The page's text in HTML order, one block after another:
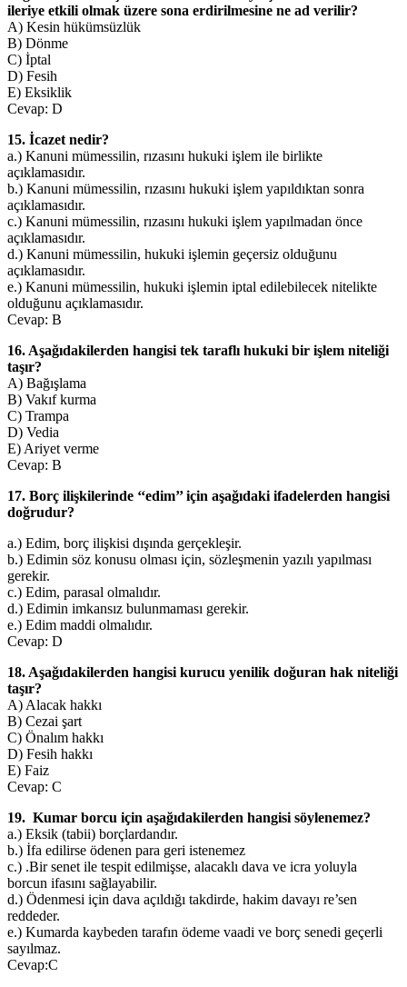
ileriye etkili olmak üzere sona erdirilmesine ne ad verilir?
A) Kesin hükümsüzlük
B) Dönme
C) İptal
D) Fesih
E) Eksiklik
Cevap: D
15. İcazet nedir?
a.) Kanuni mümessilin, rızasını hukuki işlem ile birlikte
açıklamasıdır.
b.) Kanuni mümessilin, rızasını hukuki işlem yapıldıktan sonra
açıklamasıdır.
c.) Kanuni mümessilin, rızasını hukuki işlem yapılmadan önce
açıklamasıdır.
d.) Kanuni mümessilin, hukuki işlemin geçersiz olduğunu
açıklamasıdır.
e.) Kanuni mümessilin, hukuki işlemin iptal edilebilecek nitelikte
olduğunu açıklamasıdır.
Cevap: B
16. Aşağıdakilerden hangisi tek taraflı hukuki bir işlem niteliği
taşır?
A) Bağışlama
B) Vakıf kurma
C) Trampa
D) Vedia
E) Ariyet verme
Cevap: B
17. Borç ilişkilerinde ‘‘edim’’ için aşağıdaki ifadelerden hangisi
doğrudur?
a.) Edim, borç ilişkisi dışında gerçekleşir.
b.) Edimin söz konusu olması için, sözleşmenin yazılı yapılması
gerekir.
c.) Edim, parasal olmalıdır.
d.) Edimin imkansız bulunmaması gerekir.
e.) Edim maddi olmalıdır.
Cevap: D
18. Aşağıdakilerden hangisi kurucu yenilik doğuran hak niteliği
taşır?
A) Alacak hakkı
B) Cezai şart
C) Önalım hakkı
D) Fesih hakkı
E) Faiz
Cevap: C
19. Kumar borcu için aşağıdakilerden hangisi söylenemez?
a.) Eksik (tabii) borçlardandır.
b.) İfa edilirse ödenen para geri istenemez
c.) .Bir senet ile tespit edilmişse, alacaklı dava ve icra yoluyla
borcun ifasını sağlayabilir.
d.) Ödenmesi için dava açıldığı takdirde, hakim davayı re’sen
reddeder.
e.) Kumarda kaybeden tarafın ödeme vaadi ve borç senedi geçerli
sayılmaz.
Cevap:C